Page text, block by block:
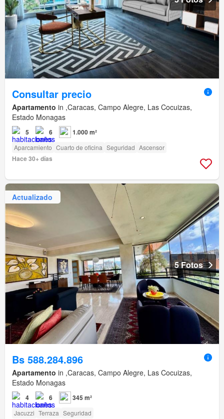
Consultar precio
Apartamento in ,Caracas, Campo Alegre, Las Cocuizas,
Estado Monagas
5 6 1.000 m²
Aparcamiento Cuarto de oficina Seguridad Ascensor
Hace 30+ días
Actualizado
5 Fotos
Bs 588.284.896
Apartamento in ,Caracas, Campo Alegre, Las Cocuizas,
Estado Monagas
4 6 345 m²
Jacuzzi Terraza Seguridad